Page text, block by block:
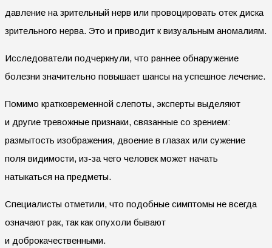
давление на зрительный нерв или провоцировать отек диска
зрительного нерва. Это и приводит к визуальным аномалиям.
Исследователи подчеркнули, что раннее обнаружение
болезни значительно повышает шансы на успешное лечение.
Помимо кратковременной слепоты, эксперты выделяют
и другие тревожные признаки, связанные со зрением:
размытость изображения, двоение в глазах или сужение
поля видимости, из-за чего человек может начать
натыкаться на предметы.
Специалисты отметили, что подобные симптомы не всегда
означают рак, так как опухоли бывают
и доброкачественными.